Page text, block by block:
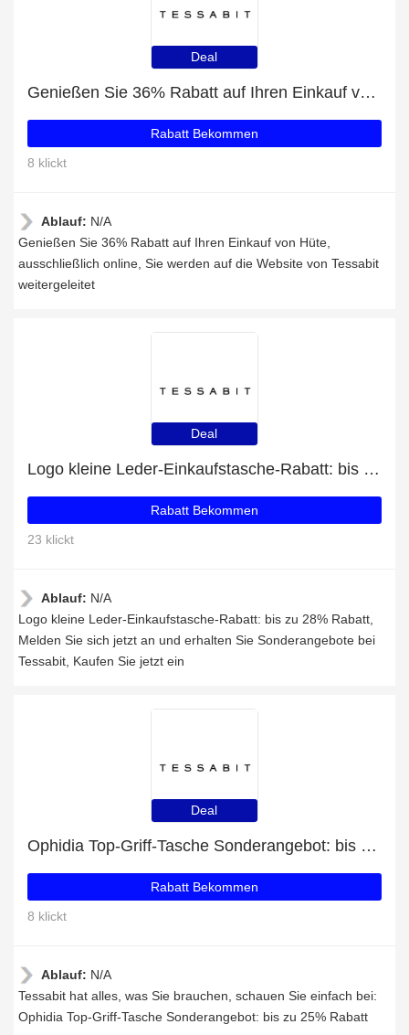
Deal
Genießen Sie 36% Rabatt auf Ihren Einkauf von Hüte, ausschließlich online
Rabatt Bekommen
8 klickt
Ablauf: N/A
Genießen Sie 36% Rabatt auf Ihren Einkauf von Hüte,
ausschließlich online, Sie werden auf die Website von Tessabit
weitergeleitet
Deal
Logo kleine Leder-Einkaufstasche-Rabatt: bis zu 28% Rabatt
Rabatt Bekommen
23 klickt
Ablauf: N/A
Logo kleine Leder-Einkaufstasche-Rabatt: bis zu 28% Rabatt,
Melden Sie sich jetzt an und erhalten Sie Sonderangebote bei
Tessabit, Kaufen Sie jetzt ein
Deal
Ophidia Top-Griff-Tasche Sonderangebot: bis zu 25% Rabatt
Rabatt Bekommen
8 klickt
Ablauf: N/A
Tessabit hat alles, was Sie brauchen, schauen Sie einfach bei:
Ophidia Top-Griff-Tasche Sonderangebot: bis zu 25% Rabatt